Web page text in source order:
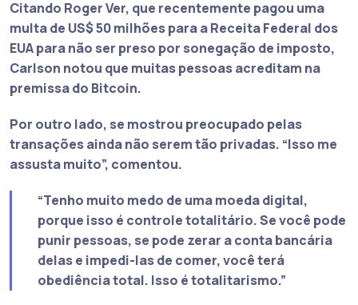
Citando Roger Ver, que recentemente pagou uma
multa de US$ 50 milhões para a Receita Federal dos
EUApara não ser preso por sonegação de imposto,
Carlson notou que muitas pessoas acreditam na
premissa do Bitcoin.
Por outro lado, se mostrou preocupado pelas
transações ainda não serem tão privadas. “Isso me
assusta muito”, comentou.
“Tenho muito medo de uma moeda digital,
porque isso é controle totalitário. Se você pode
punir pessoas, se pode zerar a conta bancária
delas e impedi-las de comer, você terá
obediência total. Isso é totalitarismo.”